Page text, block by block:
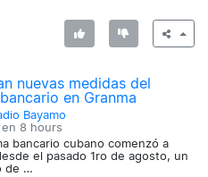
nuevas medidas del
en Granma
Bayamo
8 hours
bancario cubano comenzó a
el pasado 1ro de agosto, un
de …